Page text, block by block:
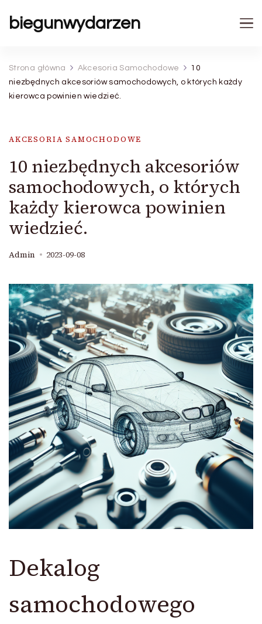
biegunwydarzen
Strona główna Akcesoria Samochodowe
10
niezbędnych akcesoriów samochodowych, o których każdy
kierowca powinien wiedzieć.
AKCESORIA SAMOCHODOWE
10 niezbędnych akcesoriów
samochodowych, o których
każdy kierowca powinien
wiedzieć.
Admin 2023-09-08
Dekalog
samochodowego